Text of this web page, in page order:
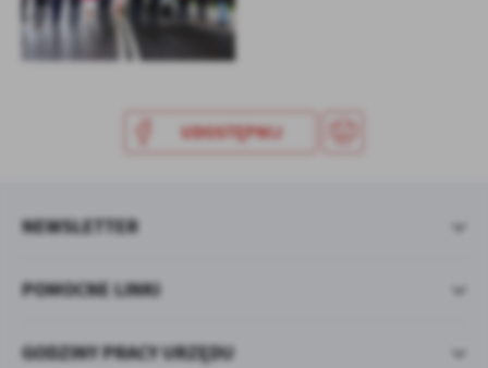
UDOSTĘPNIJ
POMOCNE LINKI
NEWSLETTER
GODZINY PRACY URZĘDU